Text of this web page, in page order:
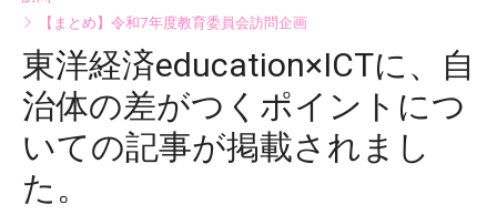
【まとめ】令和7年度教育委員会訪問企画
東洋経済education×ICTに、自
治体の差がつくポイントにつ
いての記事が掲載されまし
た。